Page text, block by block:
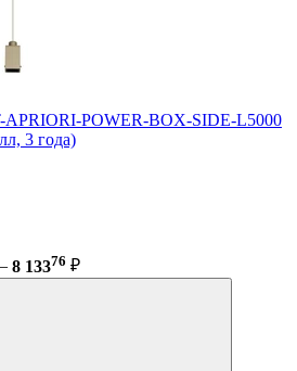
APRIORI-POWER-BOX-SIDE-L5000
3 года)
8 13376 ₽